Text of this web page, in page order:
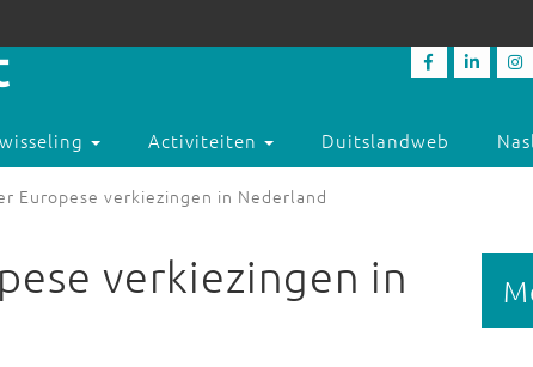
Activiteiten Duitslandweb
Europese verkiezingen in Nederland
verkiezingen in